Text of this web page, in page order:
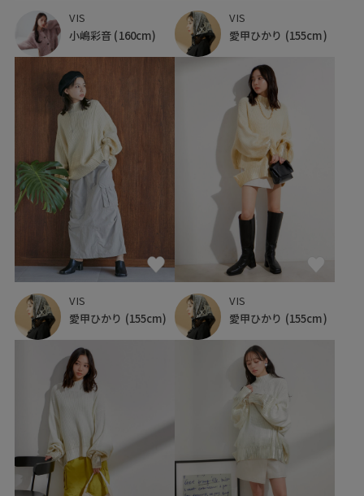
VIS
小嶋彩音 (160cm)
VIS
愛甲ひかり (155cm)
VIS
愛甲ひかり (155cm)
VIS
愛甲ひかり (155cm)